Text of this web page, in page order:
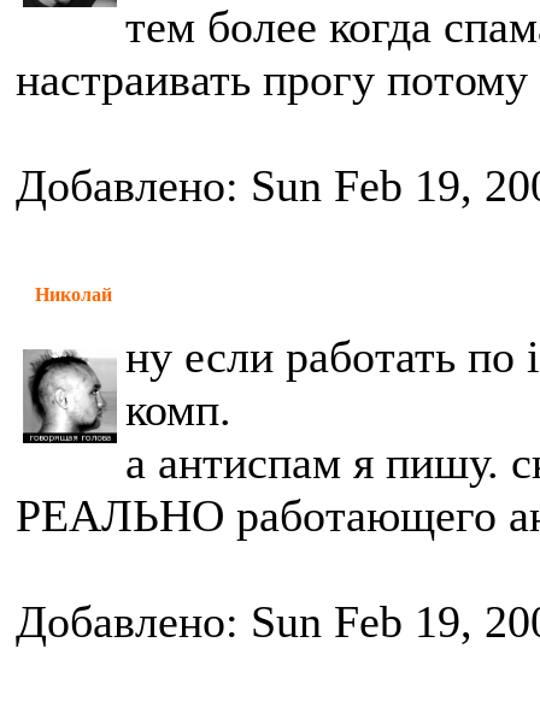
тем более когда
настраивать прогу
Добавлено: Sun Feb 19,
Николай
ну если работать по
комп.
а антиспам я пишу.
РЕАЛЬНО работающего
Добавлено: Sun Feb 19,